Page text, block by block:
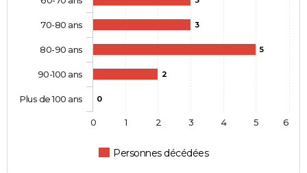
3
5
2
0
Personnes décédées
70-80 ans
80-90 ans
90-100 ans
Plus de 100 ans
0 1 2 3 4 5 6